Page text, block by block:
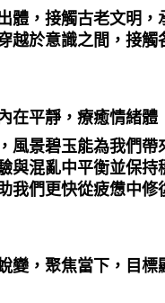
體，接觸古老文明，
越於意識之間，接觸
在平靜，療癒情緒體
風景碧玉能為我們帶
與混亂中平衡並保持
我們更快從疲憊中修
變，聚焦當下，目標